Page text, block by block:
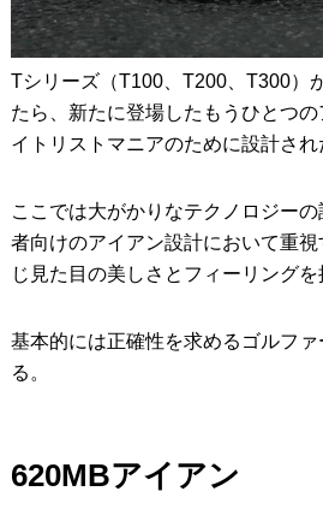
Tシリーズ（T100、T200、T300）
たら、新たに登場したもうひとつ
イトリストマニアのために設計され
ここでは大がかりなテクノロジー
者向けのアイアン設計において重
じ見た目の美しさとフィーリングを
基本的には正確性を求めるゴルフ
る。
620MBアイアン